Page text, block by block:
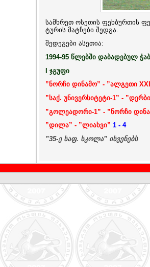
სამხრეთ ოსეთის ფეხბურთის
ტურის მატჩები შედგა.
შედეგები ასეთია:
1994-95 წლებში დაბადებულ
I ჯგუფი
”ნორჩი დინამო” - ”ალგეთი
”საქ. უნივერსიტეტი-1” -
”გოლეადორი-1” - ”ნორჩი
”დილა” - ”ლიახვი” 1 - 4
”35-ე საფ. სკოლა” ისვენებს